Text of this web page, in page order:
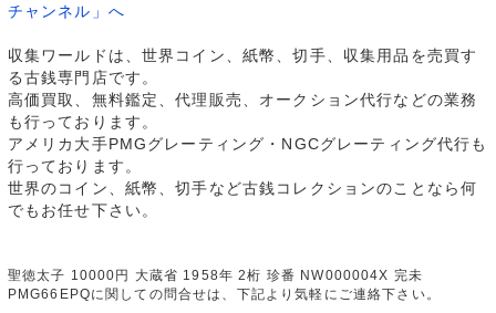
チャンネル」へ
収集ワールドは、世界コイン、紙幣、切手、収集用品を売買す
る古銭専門店です。
高価買取、無料鑑定、代理販売、オークション代行などの業務
も行っております。
アメリカ大手PMGグレーティング・NGCグレーティング代行も
行っております。
世界のコイン、紙幣、切手など古銭コレクションのことなら何
でもお任せ下さい。
聖徳太子 10000円 大蔵省 1958年 2桁 珍番 NW000004X 完未
PMG66EPQに関しての問合せは、下記より気軽にご連絡下さい。